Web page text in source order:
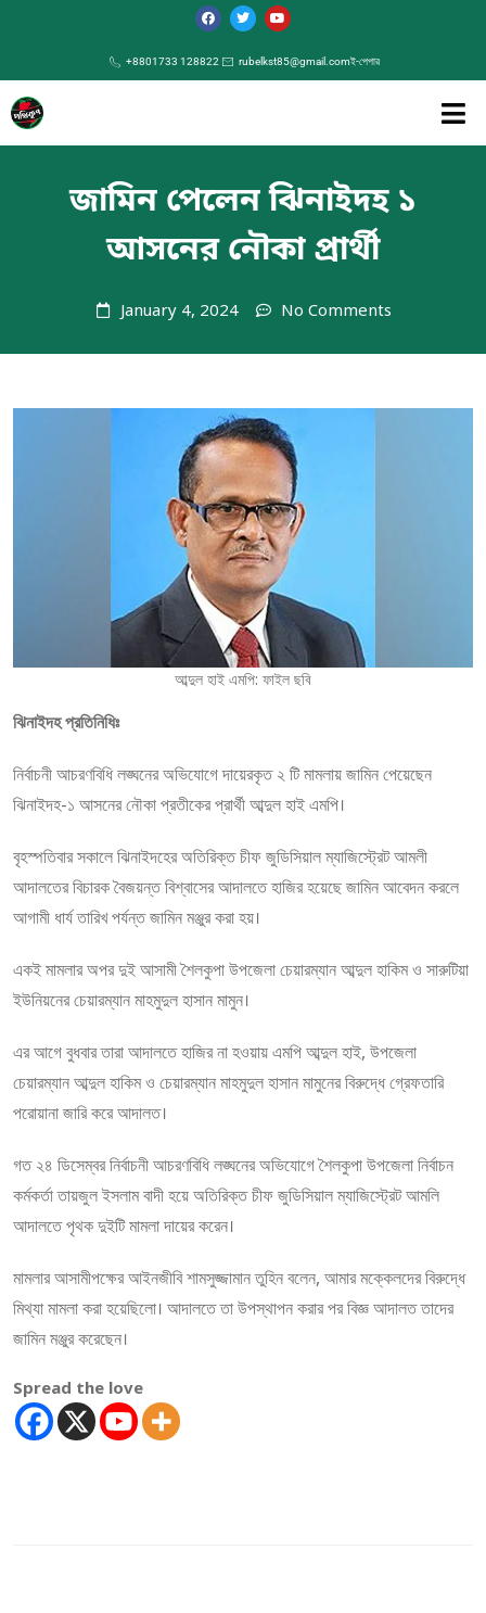
+8801733 128822 rubelkst85@gmail.comই-পেপার
জামিন পেলেন ঝিনাইদহ ১
আসনের নৌকা প্রার্থী
January 4, 2024 No Comments
আব্দুল হাই এমপি: ফাইল ছবি
ঝিনাইদহ প্রতিনিধিঃ
নির্বাচনী আচরণবিধি লঙ্ঘনের অভিযোগে দায়েরকৃত ২ টি মামলায় জামিন পেয়েছেন
ঝিনাইদহ-১ আসনের নৌকা প্রতীকের প্রার্থী আব্দুল হাই এমপি।
বৃহস্পতিবার সকালে ঝিনাইদহের অতিরিক্ত চীফ জুডিসিয়াল ম্যাজিস্ট্রেট আমলী
আদালতের বিচারক বৈজয়ন্ত বিশ্বাসের আদালতে হাজির হয়েছে জামিন আবেদন করলে
আগামী ধার্য তারিখ পর্যন্ত জামিন মঞ্জুর করা হয়।
একই মামলার অপর দুই আসামী শৈলকুপা উপজেলা চেয়ারম্যান আব্দুল হাকিম ও সারুটিয়া
ইউনিয়নের চেয়ারম্যান মাহমুদুল হাসান মামুন।
এর আগে বুধবার তারা আদালতে হাজির না হওয়ায় এমপি আব্দুল হাই, উপজেলা
চেয়ারম্যান আব্দুল হাকিম ও চেয়ারম্যান মাহমুদুল হাসান মামুনের বিরুদ্ধে গ্রেফতারি
পরোয়ানা জারি করে আদালত।
গত ২৪ ডিসেম্বর নির্বাচনী আচরণবিধি লঙ্ঘনের অভিযোগে শৈলকুপা উপজেলা নির্বাচন
কর্মকর্তা তায়জুল ইসলাম বাদী হয়ে অতিরিক্ত চীফ জুডিসিয়াল ম্যাজিস্ট্রেট আমলি
আদালতে পৃথক দুইটি মামলা দায়ের করেন।
মামলার আসামীপক্ষের আইনজীবি শামসুজ্জামান তুহিন বলেন, আমার মক্কেলদের বিরুদ্ধে
মিথ্যা মামলা করা হয়েছিলো। আদালতে তা উপস্থাপন করার পর বিজ্ঞ আদালত তাদের
জামিন মঞ্জুর করেছেন।
Spread the love